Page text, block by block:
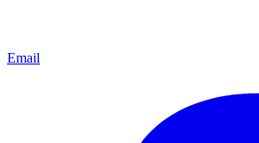
Email